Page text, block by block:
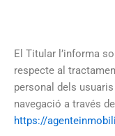
El Titular l’informa
respecte al
personal dels
navegació a través
https://